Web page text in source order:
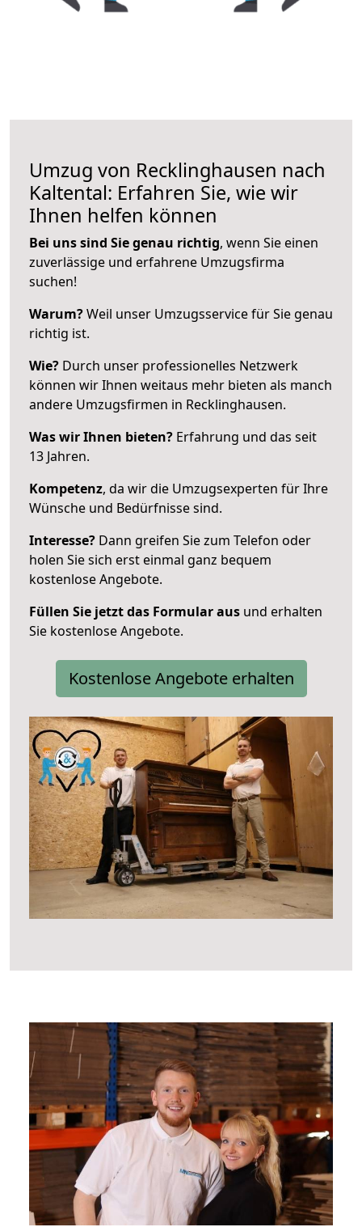
Umzug von Recklinghausen nach
Kaltental: Erfahren Sie, wie wir
Ihnen helfen können
Bei uns sind Sie genau richtig, wenn Sie einen
zuverlässige und erfahrene Umzugsfirma
suchen!
Warum?Weil unser Umzugsservice für Sie genau
richtig ist.
Wie? Durch unser professionelles Netzwerk
können wir Ihnen weitaus mehr bieten als manch
andere Umzugsfirmen in Recklinghausen.
Was wir Ihnen bieten? Erfahrung und das seit
13 Jahren.
Kompetenz, da wir die Umzugsexperten für Ihre
Wünsche und Bedürfnisse sind.
Interesse? Dann greifen Sie zum Telefon oder
holen Sie sich erst einmal ganz bequem
kostenlose Angebote.
Füllen Sie jetzt das Formular aus und erhalten
Sie kostenlose Angebote.
Kostenlose Angebote erhalten